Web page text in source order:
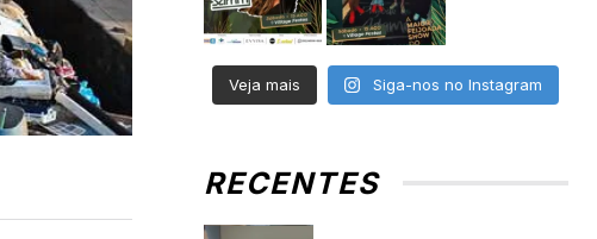
Veja mais Siga-nos no Instagram
RECENTES